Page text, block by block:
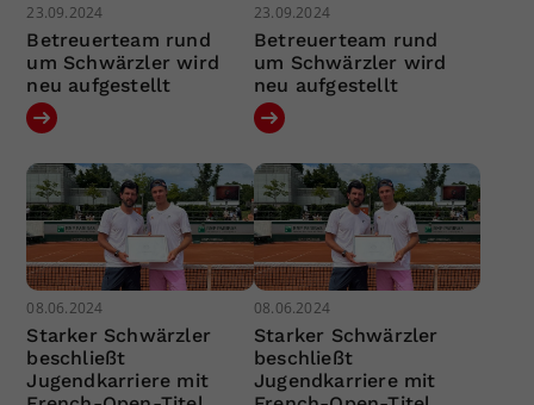
23.09.2024
Betreuerteam rund
um Schwärzler wird
neu aufgestellt
23.09.2024
Betreuerteam rund
um Schwärzler wird
neu aufgestellt
08.06.2024
Starker Schwärzler
beschließt
Jugendkarriere mit
08.06.2024
Starker Schwärzler
beschließt
Jugendkarriere mit